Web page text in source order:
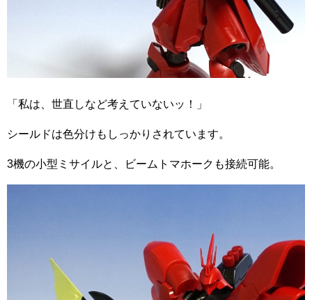
「私は、世直しなど考えていないッ！」
シールドは色分けもしっかりされています。
3機の小型ミサイルと、ビームトマホークも接続可能。